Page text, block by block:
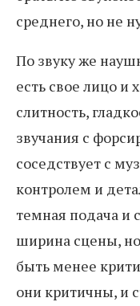
среднего, но не
По звуку же
есть свое лицо и
слитность,
звучания с
соседствует с
контролем и
темная подача и
ширина сцены,
быть менее
они критичны, и